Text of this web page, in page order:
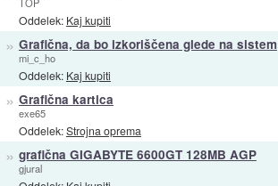
TOP
Oddelek: Kaj kupiti
» Grafična, da bo izkoriščena glede na sistem
mi_c_ho
Oddelek: Kaj kupiti
» Grafična kartica
exe65
Oddelek:Strojna oprema
» grafična GIGABYTE 6600GT 128MB AGP
gjural